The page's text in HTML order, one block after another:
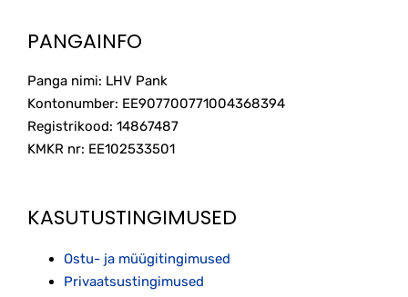
PANGAINFO
Panga nimi: LHV Pank
Kontonumber: EE907700771004368394
Registrikood: 14867487
KMKR nr: EE102533501
KASUTUSTINGIMUSED
Ostu- ja müügitingimused
Privaatsustingimused